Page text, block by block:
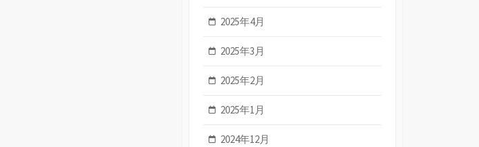
2025年4月
2025年3月
2025年2月
2025年1月
2024年12月